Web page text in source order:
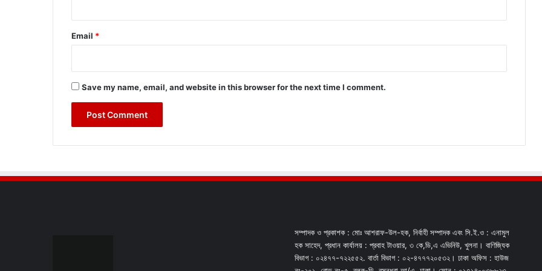
Email *
Save my name, email, and website in this browser for the next time I comment.
সম্পাদক ও প্রকাশক : মোঃ আশরাফ-উল-হক, নির্বাহী সম্পাদক এবং সি.ই.ও : এনামুল
হক সাহেদ, প্রধান কার্যালয় : প্রবাহ টাওয়ার, ৩ কে,ডি,এ এভিনিউ, খুলনা। বাণিজ্যিক
বিভাগ : ০২৪৭৭-৭২২৫৫২. বার্তা বিভাগ : ০২-৪৭৭৭২০৫৩২। ঢাকা অফিস : হাউজ